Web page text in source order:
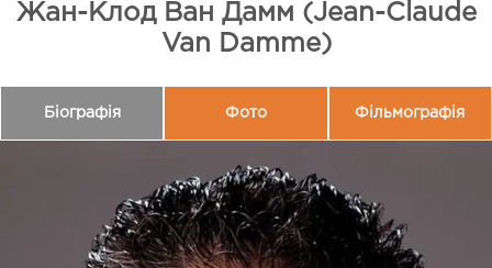
Жан-Клод Ван Дамм (Jean-Claude
Van Damme)
Біографія Фото Фільмографія